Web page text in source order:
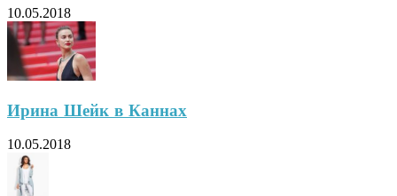
10.05.2018
Ирина Шейк в Каннах
10.05.2018